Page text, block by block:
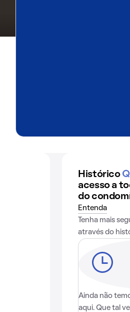
Histórico Q
acesso a
do
Entenda
Tenha mais
através do
Ainda não
aqui. Que tal